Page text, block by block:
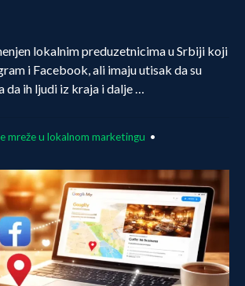
lokalnim preduzetnicima u Srbiji koji
i Facebook, ali imaju utisak da su
ih ljudi iz kraja i dalje …
mreže u lokalnom marketingu •